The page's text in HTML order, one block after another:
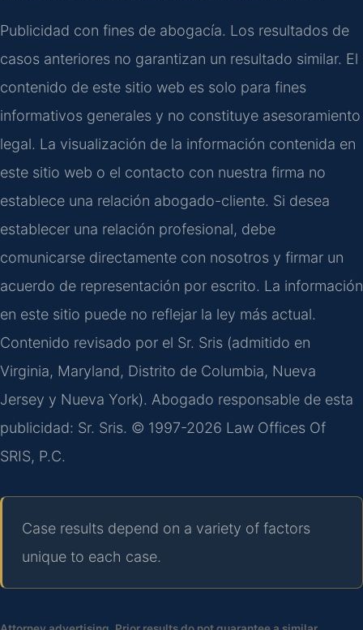
Publicidad con fines de abogacía. Los resultados de
casos anteriores no garantizan un resultado similar. El
contenido de este sitio web es solo para fines
informativos generales y no constituye asesoramiento
legal. La visualización de la información contenida en
este sitio web o el contacto con nuestra firma no
establece una relación abogado-cliente. Si desea
establecer una relación profesional, debe
comunicarse directamente con nosotros y firmar un
acuerdo de representación por escrito. La información
en este sitio puede no reflejar la ley más actual.
Contenido revisado por el Sr. Sris (admitido en
Virginia, Maryland, Distrito de Columbia, Nueva
Jersey y Nueva York). Abogado responsable de esta
publicidad: Sr. Sris. © 1997-2026 Law Offices Of
SRIS, P.C.
Case results depend on a variety of factors
unique to each case.